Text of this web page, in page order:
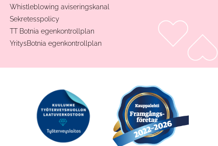
Whistleblowing aviseringskanal
Sekretesspolicy
TT Botnia egenkontrollplan
YritysBotnia egenkontrollplan